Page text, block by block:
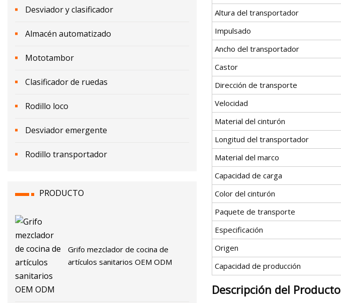
Desviador y clasificador
Almacén automatizado
Mototambor
Clasificador de ruedas
Rodillo loco
Desviador emergente
Rodillo transportador
PRODUCTO
Grifo mezclador de cocina de
artículos sanitarios OEM ODM
Altura del transportador
Impulsado
Ancho del transportador
Castor
Dirección de transporte
Velocidad
Material del cinturón
Longitud del transportador
Material del marco
Capacidad de carga
Color del cinturón
Paquete de transporte
Especificación
Origen
Capacidad de producción
Descripción del Producto